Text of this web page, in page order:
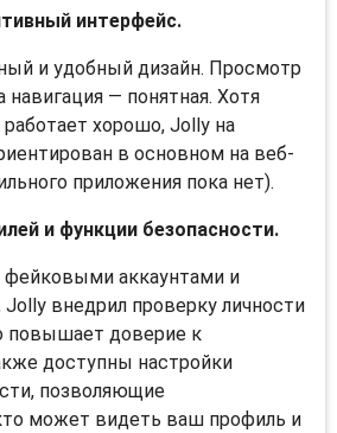
интерфейс.
и удобный дизайн. Просмотр
навигация — понятная. Хотя
хорошо, Jolly на
в основном на веб-
приложения пока нет).
и функции безопасности.
аккаунтами и
внедрил проверку личности
повышает доверие к
доступны настройки
позволяющие
может видеть ваш профиль и